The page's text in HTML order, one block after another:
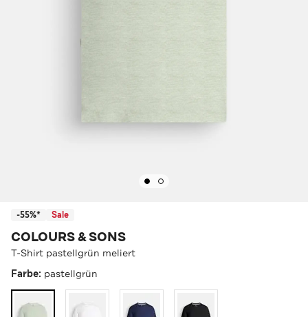
-55%* Sale
COLOURS & SONS
T-Shirt pastellgrün meliert
Farbe: pastellgrün